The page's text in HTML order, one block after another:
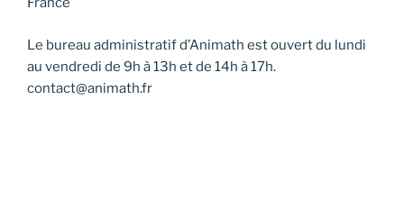
Le bureau administratif d’Animath est ouvert du lundi
au vendredi de 9h à 13h et de 14h à 17h.
contact@animath.fr